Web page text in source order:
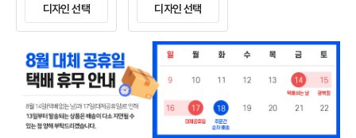
디자인 선택 디자인 선택